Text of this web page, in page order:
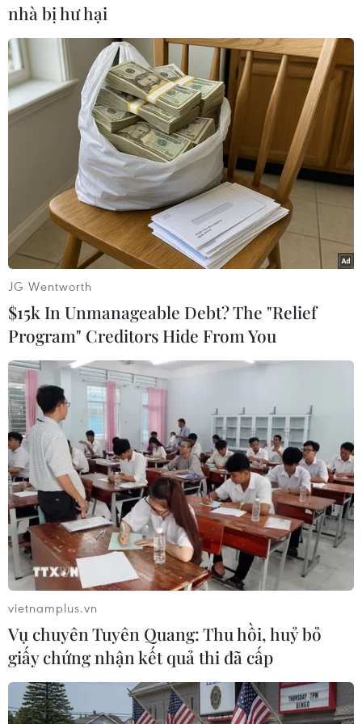
Vàng ghi nhận tuần giảm
giá mạnh nhất 3 tháng qua
do đồng USD lên giá
Giá vàng thế giới đã giảm 2,5%
từ đầu tuần đến nay sau 8 tuần
liên tiếp tăng giá, tuy nhiên, tính
trong tháng Hai, giá kim loại quý
này đã tăng 2,2%.
(Vietnam+)
#giá vàng #vàng SJC
#giá vàng thế giới
#tỷ giá USD
#Ngân hàng Nhà nước
#Vietcombank
#Vietinbank
#BIDV
Theo dõi VietnamPlus
nhà bị hư hại
JG Wentworth
$15k In Unmanageable Debt? The "Relief
Program" Creditors Hide From You
vietnamplus.vn
Vụ chuyên Tuyên Quang: Thu hồi, huỷ bỏ
giấy chứng nhận kết quả thi đã cấp